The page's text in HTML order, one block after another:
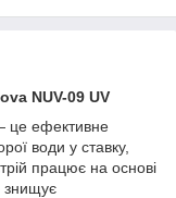
NUV-09 UV
це ефективне
води у ставку,
працює на основі
знищує